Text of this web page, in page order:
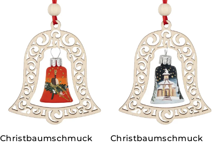
TYP:
Christbaumschmuck
TYP:
Christbaumschmuck